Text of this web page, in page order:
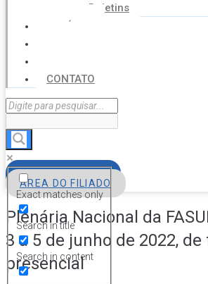
Boletins
NOTÍCIAS
CONTATO
Exact matches only
Search in title
Search in content
ÁREA DO FILIADO
Plenária Nacional da
3 a 5 de junho de 2022,
presencial